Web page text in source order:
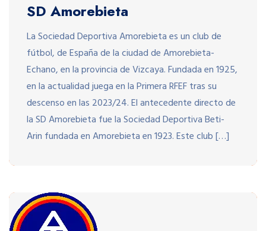
SD Amorebieta
La Sociedad Deportiva Amorebieta es un club de
fútbol, de España de la ciudad de Amorebieta-
Echano, en la provincia de Vizcaya. Fundada en 1925,
en la actualidad juega en la Primera RFEF tras su
descenso en las 2023/24. El antecedente directo de
la SD Amorebieta fue la Sociedad Deportiva Beti-
Arin fundada en Amorebieta en 1923. Este club […]